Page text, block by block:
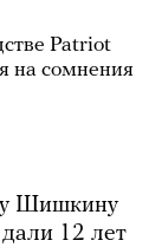
Patriot
на сомнения
Шишкину
12 лет